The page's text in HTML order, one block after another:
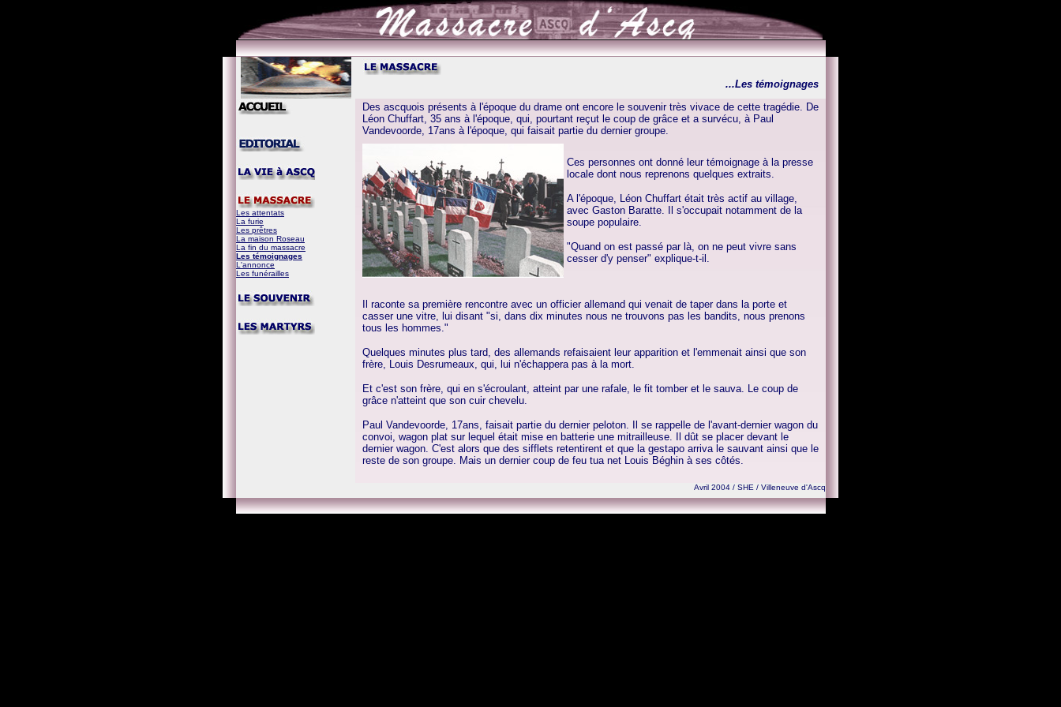
...Les témoignages
Les attentats
La furie
Les prêtres
La maison Roseau
La fin du massacre
Les témoignages
L'annonce
Les funérailles
Des ascquois présents à l'époque du drame ont encore le souvenir très vivace de cette tragédie. De
Léon Chuffart, 35 ans à l'époque, qui, pourtant reçut le coup de grâce et a survécu, à Paul
Vandevoorde, 17ans à l'époque, qui faisait partie du dernier groupe.
Ces personnes ont donné leur témoignage à la presse
locale dont nous reprenons quelques extraits.
A l'époque, Léon Chuffart était très actif au village,
avec Gaston Baratte. Il s'occupait notamment de la
soupe populaire.
"Quand on est passé par là, on ne peut vivre sans
cesser d'y penser" explique-t-il.
Il raconte sa première rencontre avec un officier allemand qui venait de taper dans la porte et
casser une vitre, lui disant "si, dans dix minutes nous ne trouvons pas les bandits, nous prenons
tous les hommes."
Quelques minutes plus tard, des allemands refaisaient leur apparition et l'emmenait ainsi que son
frère, Louis Desrumeaux, qui, lui n'échappera pas à la mort.
Et c'est son frère, qui en s'écroulant, atteint par une rafale, le fit tomber et le sauva. Le coup de
grâce n'atteint que son cuir chevelu.
Paul Vandevoorde, 17ans, faisait partie du dernier peloton. Il se rappelle de l'avant-dernier wagon du
convoi, wagon plat sur lequel était mise en batterie une mitrailleuse. Il dût se placer devant le
dernier wagon. C'est alors que des sifflets retentirent et que la gestapo arriva le sauvant ainsi que le
reste de son groupe. Mais un dernier coup de feu tua net Louis Béghin à ses côtés.
Avril 2004 / SHE / Villeneuve d'Ascq